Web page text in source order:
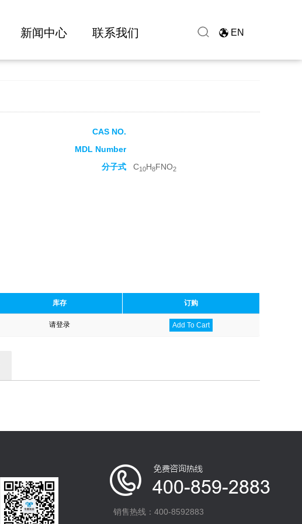
新闻中心 联系我们 EN
CAS NO.
MDL Number
分子式 C10H8FNO2
库存 订购
请登录 Add To Cart
销售热线：400-8592883